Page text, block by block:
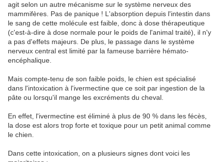
agit selon un autre mécanisme sur le système nerveux des
mammifères. Pas de panique ! L'absorption depuis l'intestin dans
le sang de cette molécule est faible, donc à dose thérapeutique
(c'est-à-dire à dose normale pour le poids de l'animal traité), il n'y
a pas d'effets majeurs. De plus, le passage dans le système
nerveux central est limité par la fameuse barrière hémato-
encéphalique.
Mais compte-tenu de son faible poids, le chien est spécialisé
dans l'intoxication à l'ivermectine que ce soit par ingestion de la
pâte ou lorsqu'il mange les excréments du cheval.
En effet, l'ivermectine est éliminé à plus de 90 % dans les fécès,
la dose est alors trop forte et toxique pour un petit animal comme
le chien.
Dans cette intoxication, on a plusieurs signes dont voici les